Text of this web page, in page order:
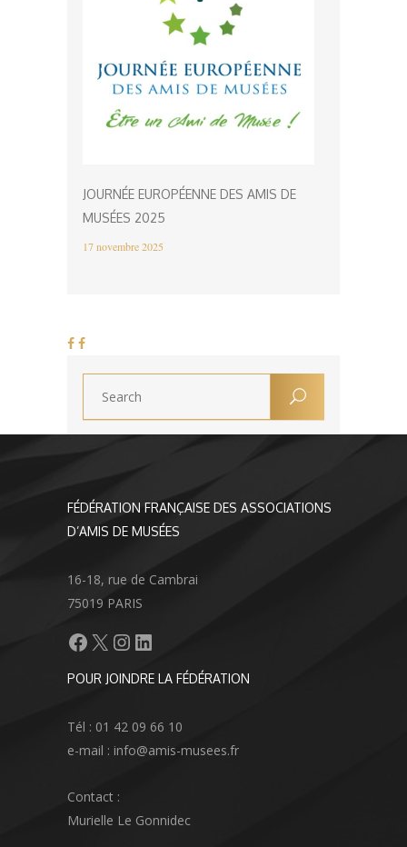
JOURNÉE EUROPÉENNE DES AMIS DE
MUSÉES 2025
17 novembre 2025
FÉDÉRATION FRANÇAISE DES ASSOCIATIONS
D’AMIS DE MUSÉES
16-18, rue de Cambrai
75019 PARIS
Facebook
X Instagram
LinkedIn
POUR JOINDRE LA FÉDÉRATION
Tél : 01 42 09 66 10
e-mail : info@amis-musees.fr
Contact :
Murielle Le Gonnidec